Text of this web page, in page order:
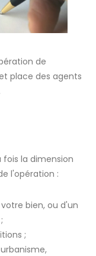
de
place des agents
la dimension
l'opération :
bien, ou d'un
;